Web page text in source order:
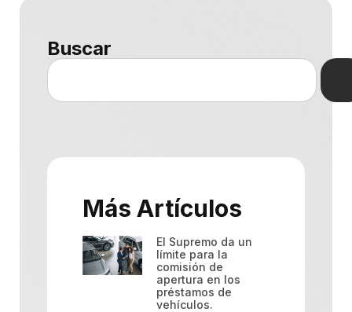
Buscar
Más Artículos
El Supremo da un
límite para la
comisión de
apertura en los
préstamos de
vehículos.